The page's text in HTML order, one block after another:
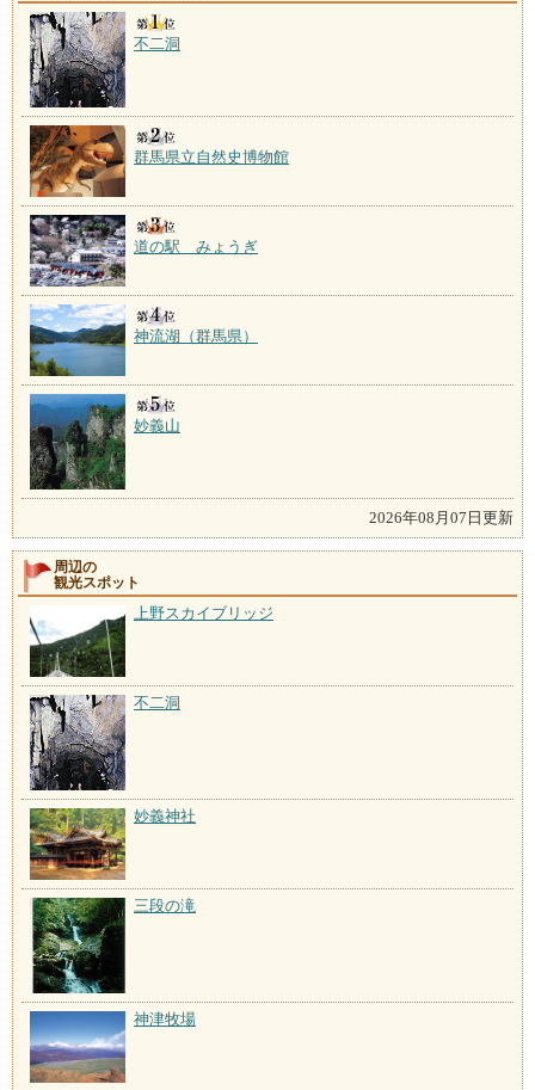
不二洞
群馬県立自然史博物館
道の駅 みょうぎ
神流湖（群馬県）
妙義山
2026年08月07日更新
周辺の
観光スポット
上野スカイブリッジ
不二洞
妙義神社
三段の滝
神津牧場